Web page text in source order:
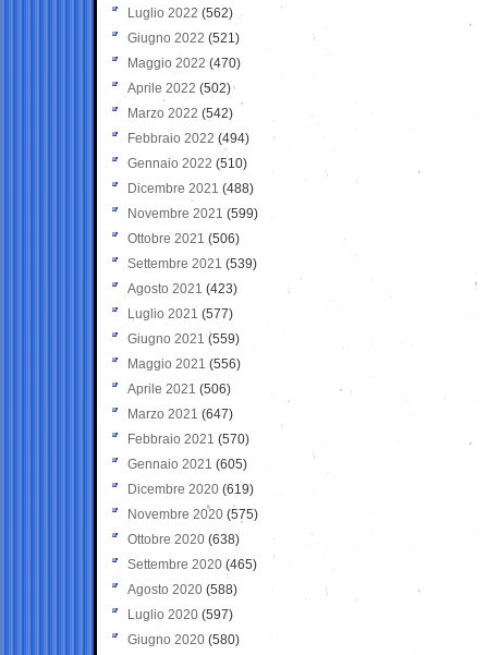
Luglio 2022 (562)
Giugno 2022 (521)
Maggio 2022 (470)
Aprile 2022 (502)
Marzo 2022 (542)
Febbraio 2022 (494)
Gennaio 2022 (510)
Dicembre 2021 (488)
Novembre 2021 (599)
Ottobre 2021 (506)
Settembre 2021 (539)
Agosto 2021 (423)
Luglio 2021 (577)
Giugno 2021(559)
Maggio 2021 (556)
Aprile 2021 (506)
Marzo 2021 (647)
Febbraio 2021 (570)
Gennaio 2021 (605)
Dicembre 2020 (619)
Novembre 2020 (575)
Ottobre 2020 (638)
Settembre 2020(465)
Agosto 2020 (588)
Luglio 2020 (597)
Giugno 2020 (580)